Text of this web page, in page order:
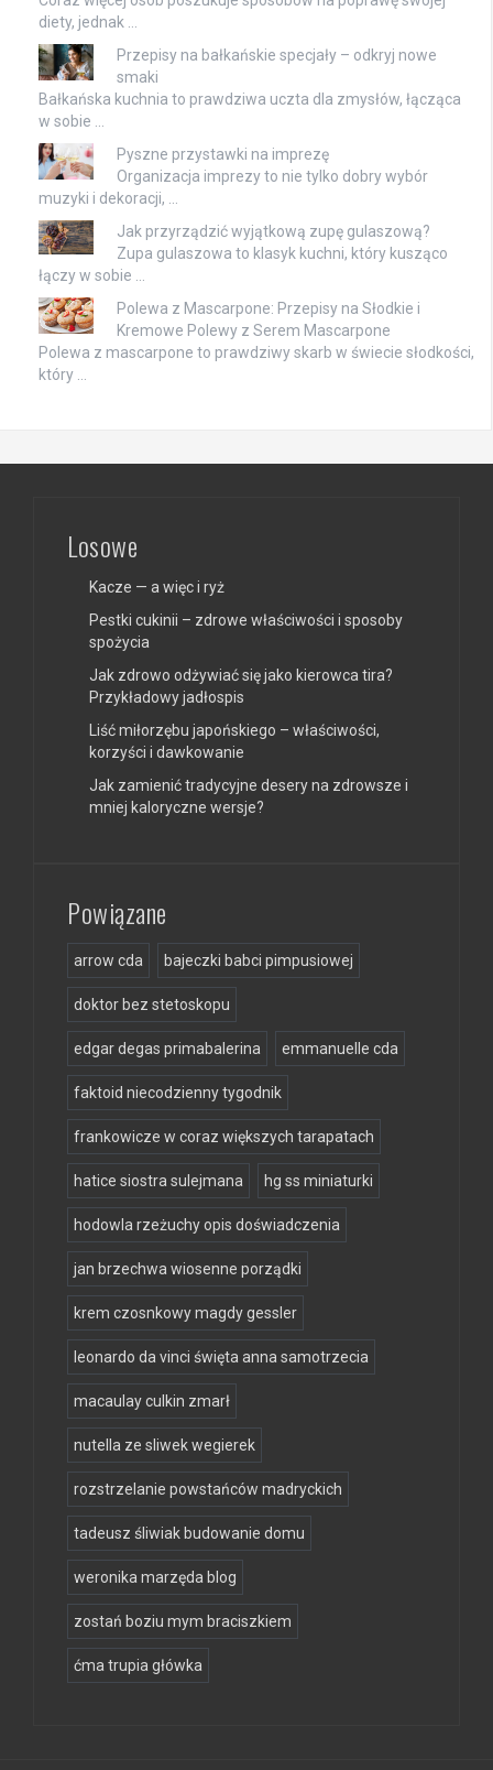
diety, jednak …
Przepisy na bałkańskie specjały – odkryj nowe
smaki
Bałkańska kuchnia to prawdziwa uczta dla zmysłów, łącząca
w sobie …
Pyszne przystawki na imprezę
Organizacja imprezy to nie tylko dobry wybór
muzyki i dekoracji, …
Jak przyrządzić wyjątkową zupę gulaszową?
Zupa gulaszowa to klasyk kuchni, który kusząco
łączy w sobie …
Polewa z Mascarpone: Przepisy na Słodkie i
Kremowe Polewy z Serem Mascarpone
Polewa z mascarpone to prawdziwy skarb w świecie słodkości,
który …
Losowe
Kacze — a więc i ryż
Pestki cukinii – zdrowe właściwości i sposoby
spożycia
Jak zdrowo odżywiać się jako kierowca tira?
Przykładowy jadłospis
Liść miłorzębu japońskiego – właściwości,
korzyści i dawkowanie
Jak zamienić tradycyjne desery na zdrowsze i
mniej kaloryczne wersje?
Powiązane
arrow cda bajeczki babci pimpusiowej
doktor bez stetoskopu
edgar degas primabalerina emmanuelle cda
faktoid niecodzienny tygodnik
frankowicze w coraz większych tarapatach
hatice siostra sulejmana hg ss miniaturki
hodowla rzeżuchy opis doświadczenia
jan brzechwa wiosenne porządki
krem czosnkowy magdy gessler
leonardo da vinci święta anna samotrzecia
macaulay culkin zmarł
nutella ze sliwek wegierek
rozstrzelanie powstańców madryckich
tadeusz śliwiak budowanie domu
weronika marzęda blog
zostań boziu mym braciszkiem
ćma trupia główka